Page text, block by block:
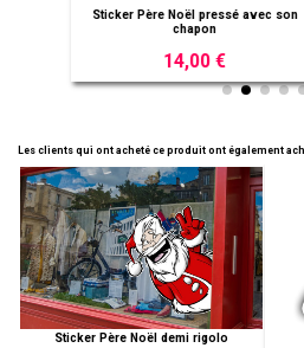
Sticker Père Noël pressé avec son
14,00 €
Les clients qui ont acheté ce produit ont également
Sticker Père Noël demi rigolo